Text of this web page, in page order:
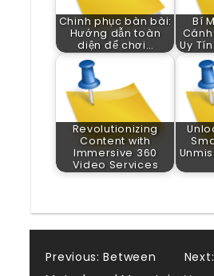
Chinh phục bàn bài:
Hướng dẫn toàn
diện để chơi…
Bí
Uy
Revolutionizing
Content with
Immersive 360
Video Services
Post
Previous: Between
Next: